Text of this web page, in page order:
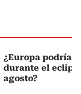
¿Europa podría
durante el
agosto?